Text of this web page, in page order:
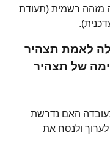
מזהה רשמית (תעודת
לאמת תצהיר
של תצהיר
האם נדרשת
ולנסח את